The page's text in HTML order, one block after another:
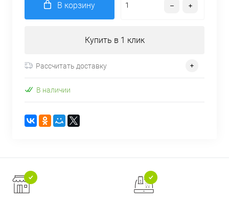
В корзину
Купить в 1 клик
Рассчитать доставку
В наличии